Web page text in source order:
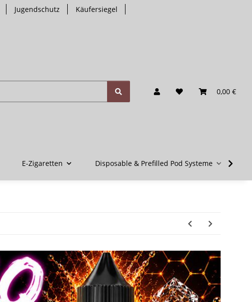
Jugendschutz
Käufersiegel
0,00 €
E-Zigaretten Disposable & Prefilled Pod Systeme